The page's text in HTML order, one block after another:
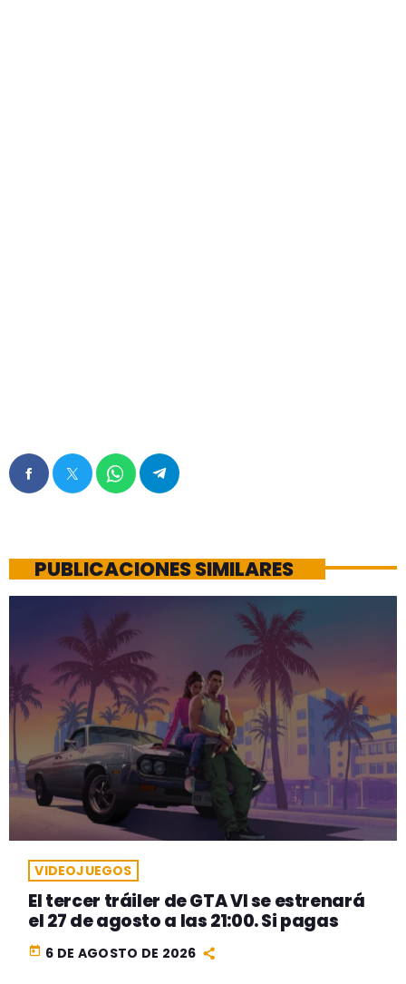
PUBLICACIONES SIMILARES
VIDEOJUEGOS
El tercer tráiler de GTA VI se estrenará
el 27 de agosto a las 21:00. Si pagas
today 6 DE AGOSTO DE 2026